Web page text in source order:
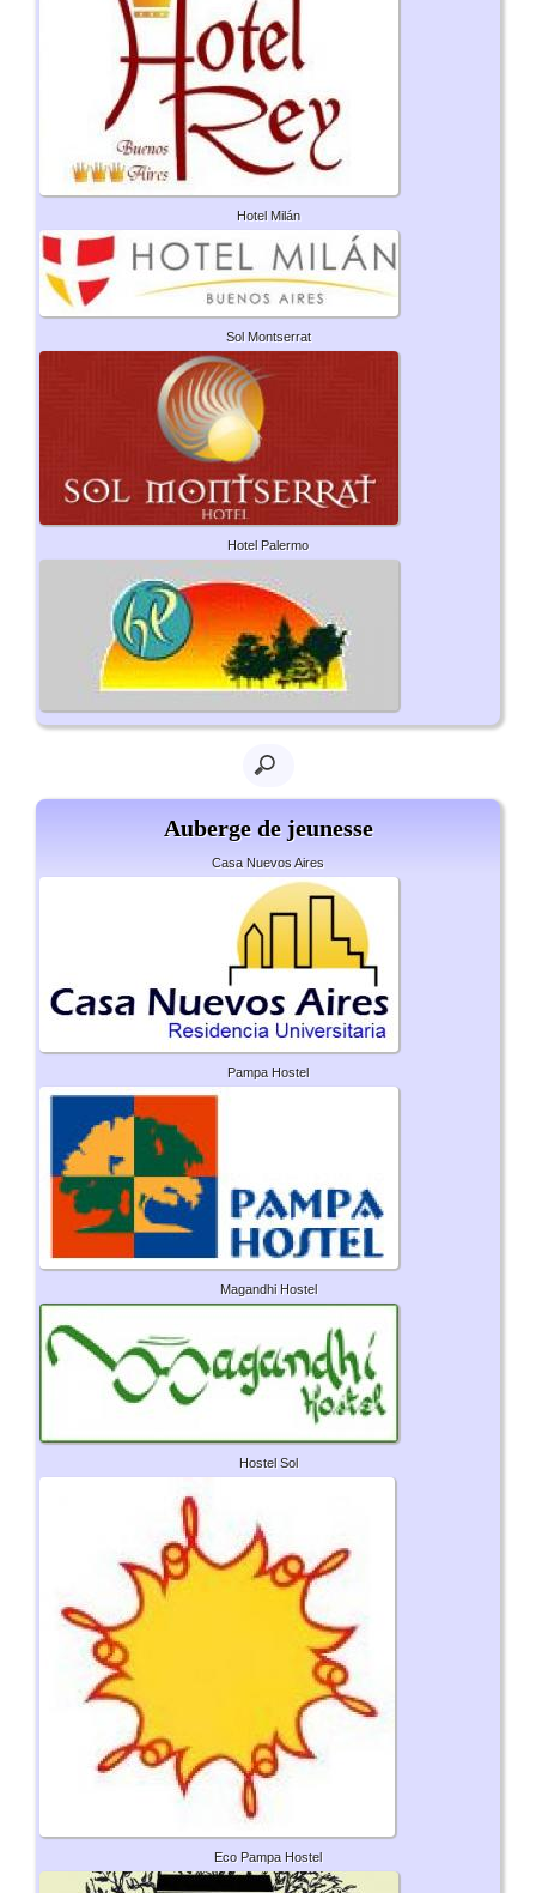
Hotel Milán
Sol Montserrat
Hotel Palermo
Auberge de jeunesse
Casa Nuevos Aires
Pampa Hostel
Magandhi Hostel
Hostel Sol
Eco Pampa Hostel